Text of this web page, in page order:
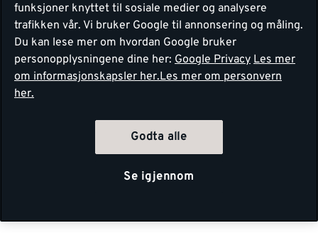
funksjoner knyttet til sosiale medier og analysere
trafikken vår. Vi bruker Google til annonsering og måling.
Du kan lese mer om hvordan Google bruker
personopplysningene dine her: Google Privacy Les mer
om informasjonskapsler her.Les mer om personvern
her.
Godta alle
Se igjennom